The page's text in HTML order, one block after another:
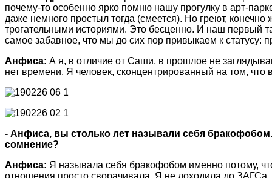
почему-то особенно ярко помню нашу прогулку в арт-
даже немного простыл тогда (смеется). Но греют,
трогательными историями. Это бесценно. И наш первый
самое забавное, что мы до сих пор привыкаем к
Анфиса: А я, в отличие от Саши, в прошлое не
нет времени. Я человек, сконцентрированный на том,
- Анфиса, вы столько лет называли себя
сомнение?
Анфиса: Я называла себя бракофобом именно потому,
отношения просто сворачивала. Я не доходила до ЗАГСа.